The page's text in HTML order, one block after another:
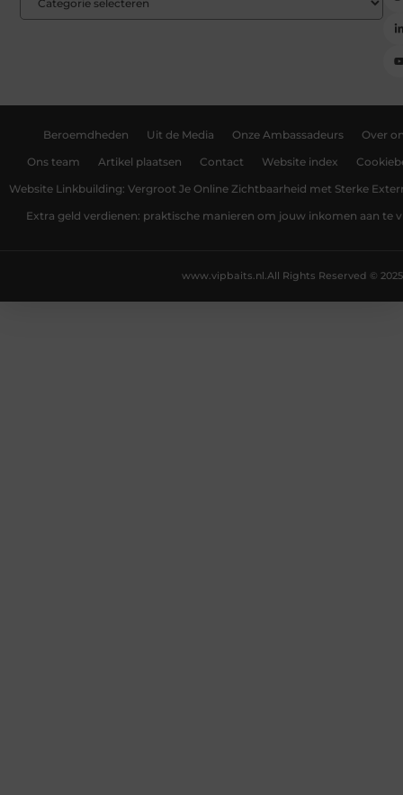
Beroemdheden Uit de Media Onze Ambassadeurs Over
Ons team Artikel plaatsen Contact Website index
Website Linkbuilding: Vergroot Je Online Zichtbaarheid met Sterke
Extra geld verdienen: praktische manieren om jouw inkomen aan te
All Rights Reserved © 2025
www.vipbaits.nl.